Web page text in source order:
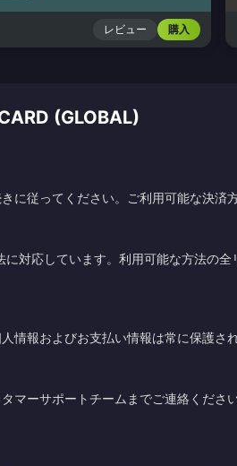
レビュー 購入
(GLOBAL)
従ってください。ご利用可能な決済
対応しています。利用可能な方法の
情報およびお支払い情報は常に保護され
マーサポートチームまでご連絡くださ